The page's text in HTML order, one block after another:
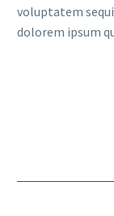
voluptatem
dolorem ipsum